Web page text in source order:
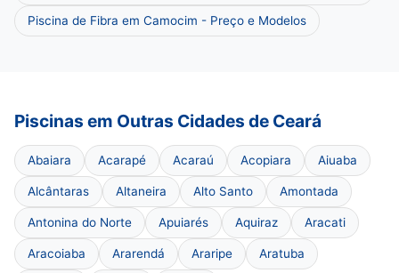
Piscina de Fibra em Camocim - Preço e Modelos
Piscinas em Outras Cidades de Ceará
Abaiara Acarapé Acaraú Acopiara Aiuaba
Alcântaras Altaneira Alto Santo Amontada
Antonina do Norte Apuiarés Aquiraz Aracati
Aracoiaba Ararendá Araripe Aratuba